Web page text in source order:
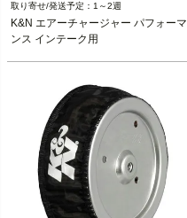
K&N エアーチャージャーシリーズ エ
アクリーナー
1～2週
K&N エアーチャージャー パフォーマ
ンス インテーク用